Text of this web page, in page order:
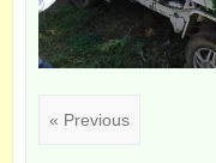
« Previous